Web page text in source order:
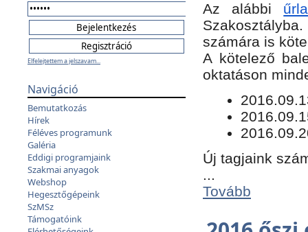
Elfelejtettem a jelszavam...
Navigáció
Bemutatkozás
Hírek
Féléves programunk
Galéria
Eddigi programjaink
Szakmai anyagok
Webshop
Hegesztőgépeink
SzMSz
Támogatóink
Az alábbi
számára is
​A kötelező
oktatáson
Új tagjaink
...
Tovább